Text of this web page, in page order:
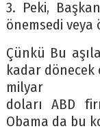
3. Peki,
önemsedi veya
Çünkü Bu
kadar dönecek
milyar
doları ABD
Obama da bu